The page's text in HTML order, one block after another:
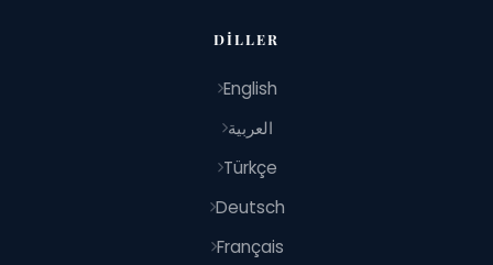
DILLER
English
العربية
Türkçe
Deutsch
Français